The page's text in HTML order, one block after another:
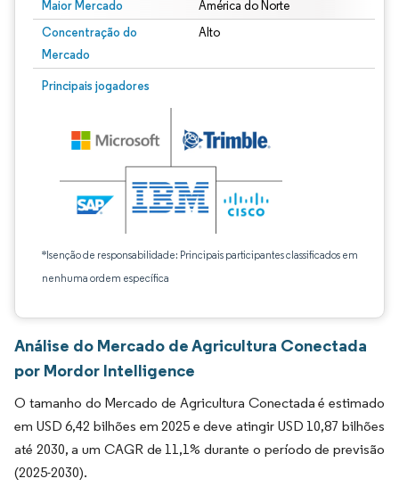
Maior Mercado América do Norte
Concentração do
Mercado
Alto
Principais jogadores
*Isenção de responsabilidade: Principais participantes classificados em
nenhuma ordem específica
Análise do Mercado de Agricultura Conectada
por Mordor Intelligence
O tamanho do Mercado de Agricultura Conectada é estimado
em USD 6,42 bilhões em 2025 e deve atingir USD 10,87 bilhões
até 2030, a um CAGR de 11,1% durante o período de previsão
(2025-2030).